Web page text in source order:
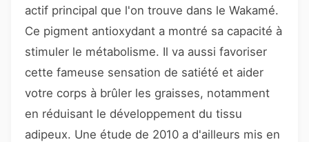
actif principal que l'on trouve dans le Wakamé.
Ce pigment antioxydant a montré sa capacité à
stimuler le métabolisme. Il va aussi favoriser
cette fameuse sensation de satiété et aider
votre corps à brûler les graisses, notamment
en réduisant le développement du tissu
adipeux. Une étude de 2010 a d'ailleurs mis en